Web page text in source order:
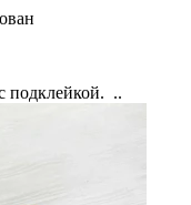
подклейкой. ..